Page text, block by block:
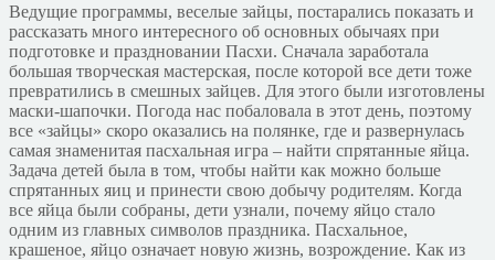
Ведущие программы, веселые зайцы, постарались показать и
рассказать много интересного об основных обычаях при
подготовке и праздновании Пасхи. Сначала заработала
большая творческая мастерская, после которой все дети тоже
превратились в смешных зайцев. Для этого были изготовлены
маски-шапочки. Погода нас побаловала в этот день, поэтому
все «зайцы» скоро оказались на полянке, где и развернулась
самая знаменитая пасхальная игра – найти спрятанные яйца.
Задача детей была в том, чтобы найти как можно больше
спрятанных яиц и принести свою добычу родителям. Когда
все яйца были собраны, дети узнали, почему яйцо стало
одним из главных символов праздника. Пасхальное,
крашеное, яйцо означает новую жизнь, возрождение. Как из